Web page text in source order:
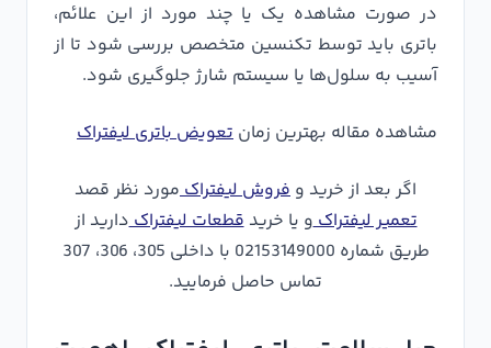
در صورت مشاهده یک یا چند مورد از این علائم،
باتری باید توسط تکنسین متخصص بررسی شود تا از
آسیب به سلول‌ها یا سیستم شارژ جلوگیری شود.
مشاهده مقاله بهترین زمان تعویض باتری لیفتراک
اگر بعد از خرید و فروش لیفتراکمورد نظر قصد
تعمیر لیفتراکو یا خریدقطعات لیفتراکدارید از
طریق شماره 02153149000 با داخلی 305، 306، 307
تماس حاصل فرمایید.